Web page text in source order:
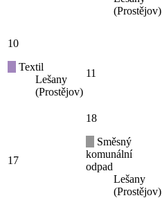
(Prostějov)
10
Textil
Lešany
(Prostějov)
11
17
18
Směsný
komunální
odpad
Lešany
(Prostějov)